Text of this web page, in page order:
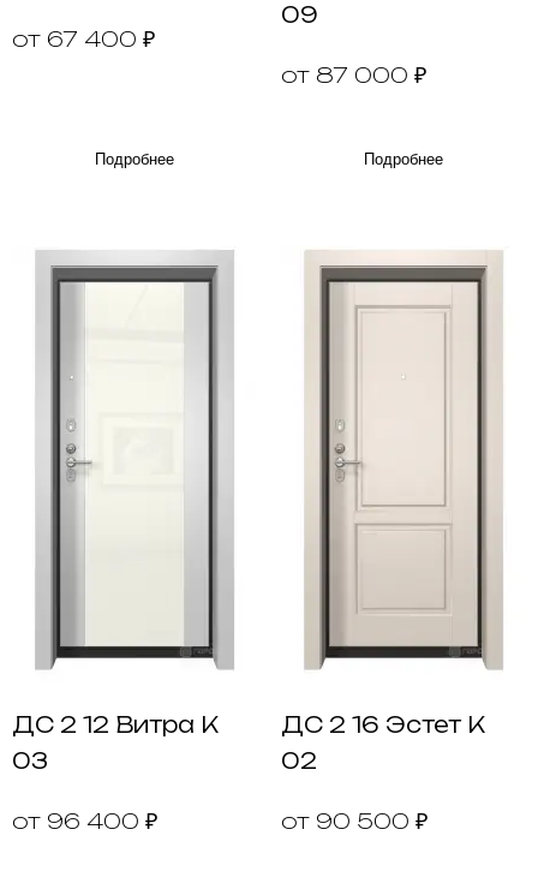
от 67 400 ₽
Подробнее
09
от 87 000 ₽
Подробнее
ДС 2 12 Витра К
03
от 96 400 ₽
ДС 2 16 Эстет К
02
от 90 500 ₽